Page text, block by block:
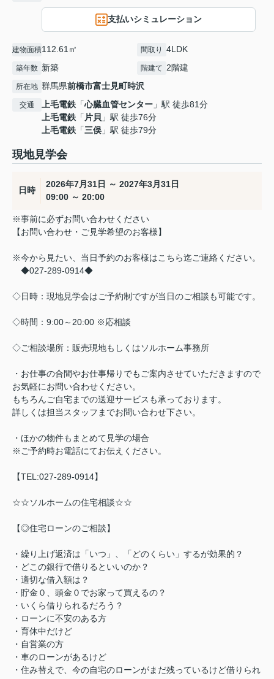
支払いシミュレーション
建物面積112.61㎡ 間取り 4LDK
築年数 新築 階建て 2階建
所在地 群馬県前橋市富士見町時沢
交通 上毛電鉄 「心臓血管センター 」駅 徒歩81分
上毛電鉄 「 片貝 」駅 徒歩76分
上毛電鉄 「三俣 」駅 徒歩79分
現地見学会
日時
2026年7月31日 ～ 2027年3月31日
09:00 ～ 20:00
※事前に必ずお問い合わせください
【お問い合わせ・ご見学希望のお客様】
※今から見たい、当日予約のお客様はこちら迄ご連絡ください。
◆027-289-0914◆
◇日時：現地見学会はご予約制ですが当日のご相談も可能です。
◇時間：9:00～20:00 ※応相談
◇ご相談場所：販売現地もしくはソルホーム事務所
・お仕事の合間やお仕事帰りでもご案内させていただきますので
お気軽にお問い合わせください。
もちろんご自宅までの送迎サービスも承っております。
詳しくは担当スタッフまでお問い合わせ下さい。
・ほかの物件もまとめて見学の場合
※ご予約時お電話にてお伝えください。
【TEL:027-289-0914】
☆☆ソルホームの住宅相談☆☆
【◎住宅ローンのご相談】
・繰り上げ返済は「いつ」、「どのくらい」するが効果的？
・どこの銀行で借りるといいのか？
・適切な借入額は？
・貯金０、頭金０でお家って買えるの？
・いくら借りられるだろう？
・ローンに不安のある方
・育休中だけど
・自営業の方
・車のローンがあるけど
・住み替えで、今の自宅のローンがまだ残っているけど借りられ